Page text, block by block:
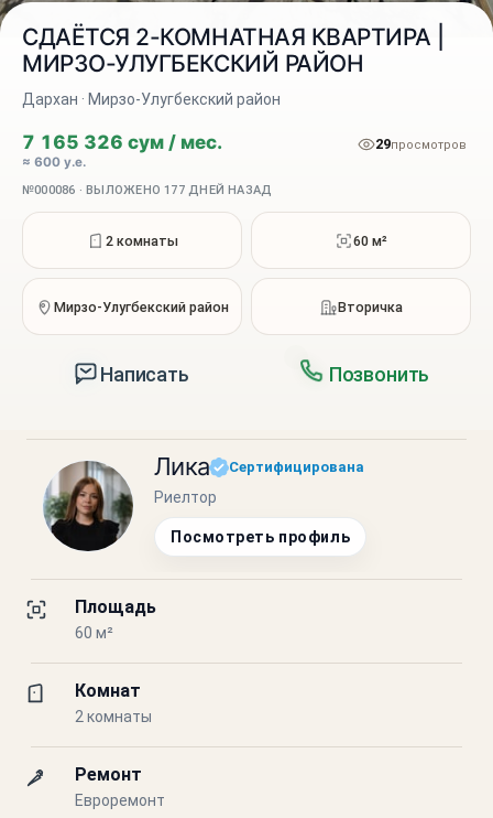
СДАЁТСЯ 2-КОМНАТНАЯ КВАРТИРА |
МИРЗО-УЛУГБЕКСКИЙ РАЙОН
Дархан · Мирзо-Улугбекский район
7 165 326 сум / мес.
≈ 600 у.е.
29просмотров
№000086 · ВЫЛОЖЕНО 177 ДНЕЙ НАЗАД
2 комнаты 60 м²
Мирзо-Улугбекский район Вторичка
Написать Позвонить
Лика Сертифицирована
Риелтор
Посмотреть профиль
Площадь
60 м²
Комнат
2 комнаты
Ремонт
Евроремонт